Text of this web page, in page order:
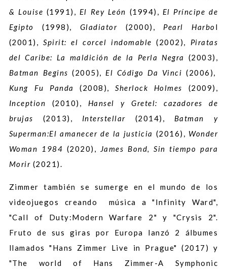
& Louise (1991), El Rey León (1994), El Príncipe de
Egipto
(1998), Gladiator (2000), Pearl Harbol
(2001),Spirit: el corcel indomable (2002), Piratas
del Caribe: La maldición de la Perla Negra
(2003),
Batman Begins (2005), El Código Da Vinci(2006),
Kung Fu Panda
(2008),Sherlock Holmes
(2009),
Inception (2010), Hansel y Gretel: cazadores de
brujas
(2013), Interstellar (2014), Batman y
Superman:El amanecer de la justicia (2016), Wonder
Woman 1984 (2020), James Bond, Sin tiempo para
Morir (2021).
Zimmer también se sumerge en el mundo de los
videojuegos creando música a "Infinity Ward",
"Call of Duty:Modern Warfare 2" y "Crysis 2".
Fruto de sus giras por Europa lanzó 2 álbumes
llamados "Hans Zimmer Live in Prague" (2017) y
"The world of Hans Zimmer-A Symphonic